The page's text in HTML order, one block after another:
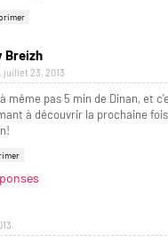
Breizh
juillet 23, 2013
même pas 5 min de Dinan, et
à découvrir la prochaine